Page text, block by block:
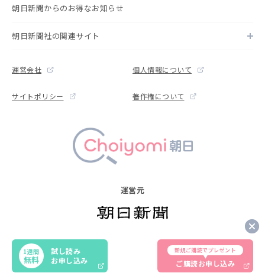
1週間
無料
試し読み
お申し込み
新規ご購読でプレゼント
ご購読お申し込み
運営元
朝日新聞からのお得なお知らせ
朝日新聞社の関連サイト
運営会社 個人情報について
サイトポリシー 著作権について
Copyright © The Asahi Shimbun Company. All rights reserved.
Noreproduction or republication without written permission.